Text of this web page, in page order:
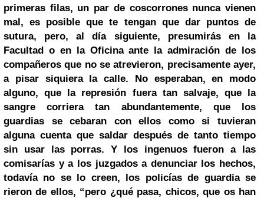
primeras filas, un par de coscorrones nunca vienen
mal, es posible que te tengan que dar puntos de
sutura, pero, al día siguiente, presumirás en la
Facultad o en la Oficina ante la admiración de los
compañeros que no se atrevieron, precisamente ayer,
a pisar siquiera la calle. No esperaban, en modo
alguno, que la represión fuera tan salvaje, que la
sangre corriera tan abundantemente, que los
guardias se cebaran con ellos como si tuvieran
alguna cuenta que saldar después de tanto tiempo
sin usar las porras. Y los ingenuos fueron a las
comisarías y a los juzgados a denunciar los hechos,
todavía no se lo creen, los policías de guardia se
rieron de ellos, “pero ¿qué pasa, chicos, que os han